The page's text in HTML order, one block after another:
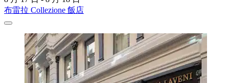
布雷拉 Collezione 飯店